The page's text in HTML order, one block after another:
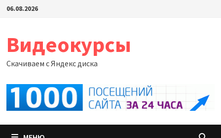
Перейти
06.08.2026
Видеокурсы
Скачиваем с Яндекс диска